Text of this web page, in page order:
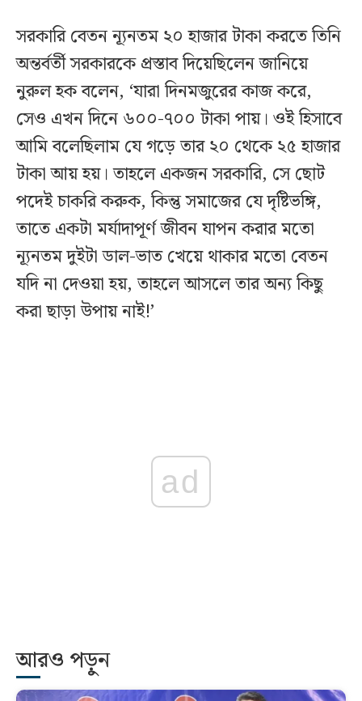
সরকারি বেতন ন্যূনতম ২০ হাজার টাকা করতে তিনি
অন্তর্বর্তী সরকারকে প্রস্তাব দিয়েছিলেন জানিয়ে
নুরুল হক বলেন, ‘যারা দিনমজুরের কাজ করে,
সেও এখন দিনে ৬০০-৭০০ টাকা পায়। ওই হিসাবে
আমি বলেছিলাম যে গড়ে তার ২০ থেকে ২৫ হাজার
টাকা আয় হয়। তাহলে একজন সরকারি, সে ছোট
পদেই চাকরি করুক, কিন্তু সমাজের যে দৃষ্টিভঙ্গি,
তাতে একটা মর্যাদাপূর্ণ জীবন যাপন করার মতো
ন্যূনতম দুইটা ডাল-ভাত খেয়ে থাকার মতো বেতন
যদি না দেওয়া হয়, তাহলে আসলে তার অন্য কিছু
করা ছাড়া উপায় নাই!’
ad
আরও পড়ুন